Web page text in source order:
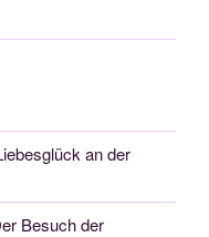
an der
Besuch der